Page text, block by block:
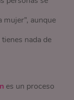
mujer”, aunque
nada de
es un proceso